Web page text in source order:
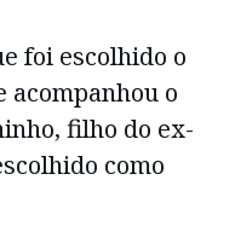
foi escolhido o
acompanhou o
filho do ex-
como